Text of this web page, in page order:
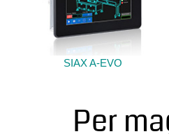
SIAX A-EVO
Per